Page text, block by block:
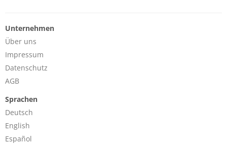
Unternehmen
Über uns
Impressum
Datenschutz
AGB
Sprachen
Deutsch
English
Español